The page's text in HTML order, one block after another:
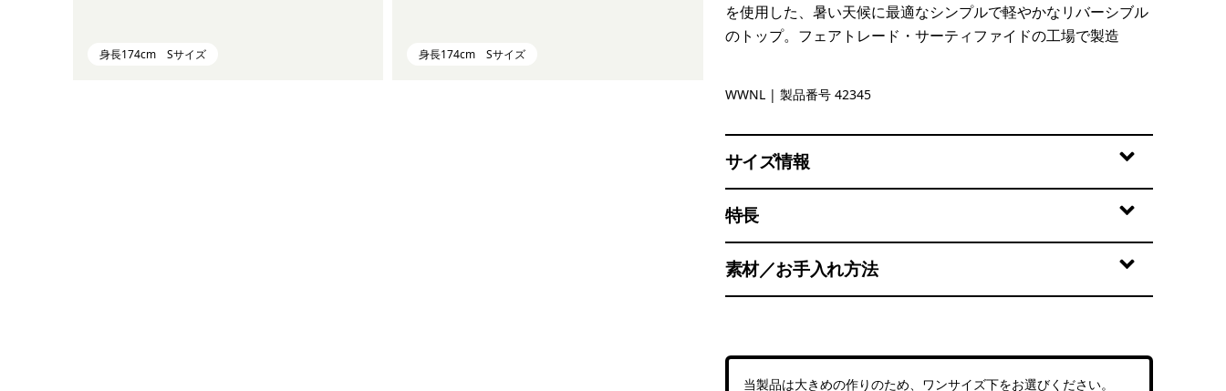
身長174cm Sサイズ 身長174cm Sサイズ
を使用した、暑い天候に最適なシンプルで軽やかなリバーシブル
のトップ。フェアトレード・サーティファイドの工場で製造
Whole Weave: Natural
WWNL | 製品番号 42345
サイズ情報
特長
素材／お手入れ方法
当製品は大きめの作りのため、ワンサイズ下をお選びください。